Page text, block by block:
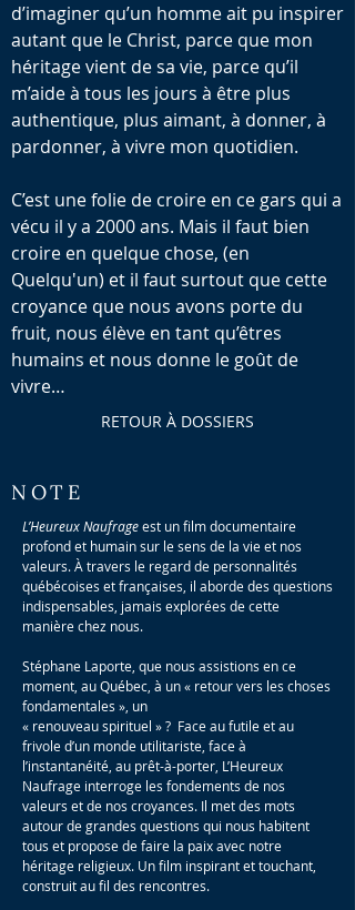
d’imaginer qu’un homme ait pu inspirer
autant que le Christ, parce que mon
héritage vient de sa vie, parce qu’il
m’aide à tous les jours à être plus
authentique, plus aimant, à donner, à
pardonner, à vivre mon quotidien.
C’est une folie de croire en ce gars qui a
vécu il y a 2000 ans. Mais il faut bien
croire en quelque chose, (en
Quelqu'un) et il faut surtout que cette
croyance que nous avons porte du
fruit, nous élève en tant qu’êtres
humains et nous donne le goût de
vivre…
RETOUR À DOSSIERS
NOTE
L’Heureux Naufrageest un film documentaire
profond et humain sur le sens de la vie et nos
valeurs. À travers le regard de personnalités
québécoises et françaises, il aborde des questions
indispensables, jamais explorées de cette
manière chez nous.
Stéphane Laporte, que nous assistions en ce
moment, au Québec, à un « retour vers les choses
fondamentales », un
« renouveau spirituel » ? Face au futile et au
frivole d’un monde utilitariste, face à
l’instantanéité, au prêt-à-porter, L’Heureux
Naufrage interroge les fondements de nos
valeurs et de nos croyances. Il met des mots
autour de grandes questions qui nous habitent
tous et propose de faire la paix avec notre
héritage religieux. Un film inspirant et touchant,
construit au fil des rencontres.